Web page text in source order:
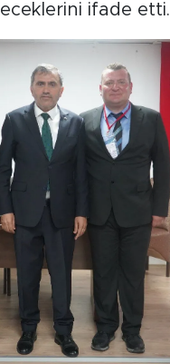
ifade etti.